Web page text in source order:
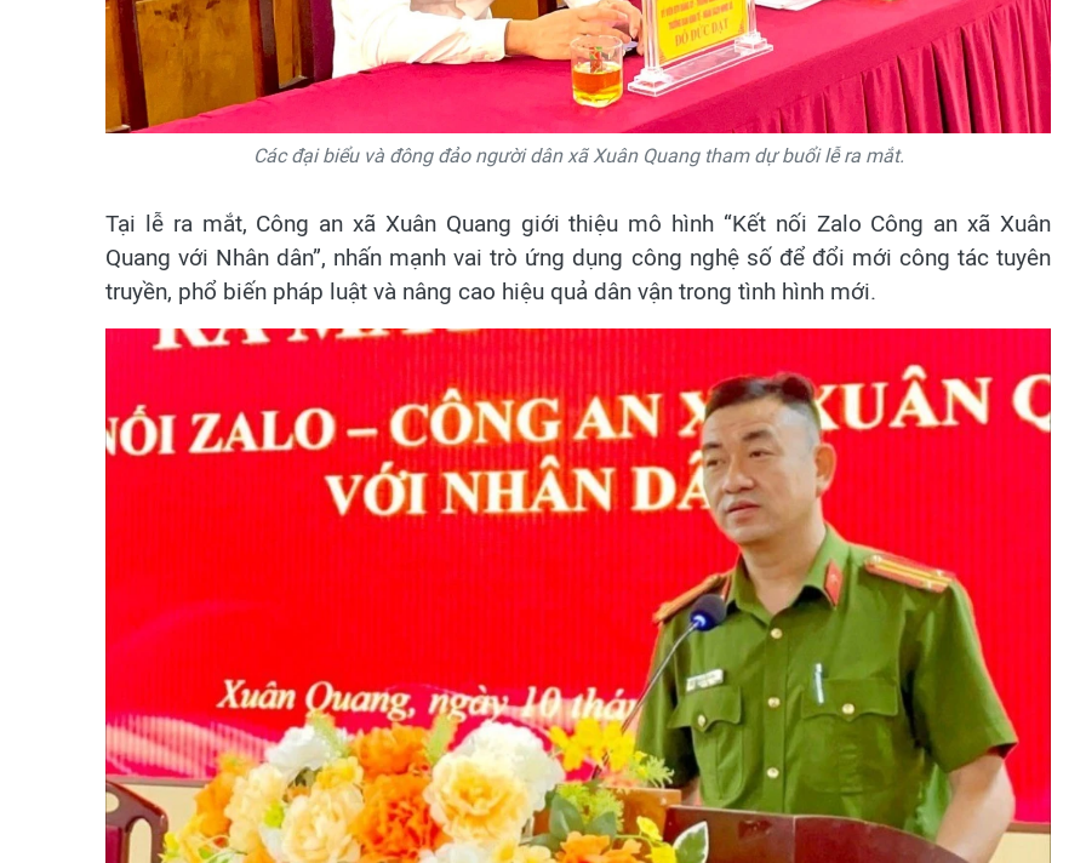
Các đại biểu và đông đảo người dân xã Xuân Quang tham dự buổi lễ ra mắt.
Tại lễ ra mắt, Công an xã Xuân Quang giới thiệu mô hình “Kết nối Zalo Công an xã Xuân
Quang với Nhân dân”, nhấn mạnh vai trò ứng dụng công nghệ số để đổi mới công tác tuyên
truyền, phổ biến pháp luật và nâng cao hiệu quả dân vận trong tình hình mới.